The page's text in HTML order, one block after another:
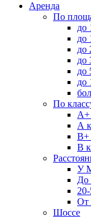
Аренда
По
до
до
до
до
до
до
По
А+
А
B+
В
У
До
От
Шоссе